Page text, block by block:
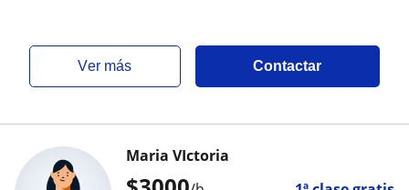
ver más Contactar
Maria VIctoria